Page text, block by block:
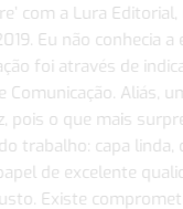
"Publicar
minha vida.
editora que
em um livro
uma família,
Eles não
muito feliz